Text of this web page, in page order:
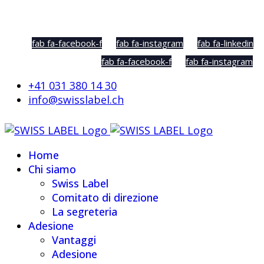
fab fa-facebook-f fab fa-instagram
fab fa-linkedin
fab fa-facebook-f
fab fa-instagram
+41 031 380 14 30
info@swisslabel.ch
Home
Chi siamo
Swiss Label
Comitato di direzione
La segreteria
Adesione
Vantaggi
Adesione